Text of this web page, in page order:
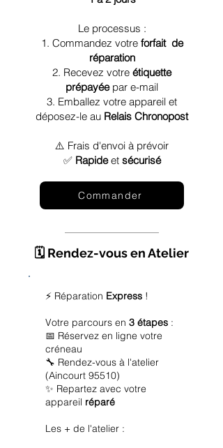
Le processus :
1. Commandez votre forfait de
réparation
2. Recevez votre étiquette
prépayéepar e-mail
3. Emballez votre appareil et
déposez-le au Relais Chronopost
⚠️ Frais d'envoi à prévoir
✅ Rapideet sécurisé
Commander
🗓️ Rendez-vous en Atelier
⚡ Réparation Express !
Votre parcours en 3 étapes :
📅 Réservez en ligne votre
créneau
🔧 Rendez-vous à l'atelier
(Aincourt 95510)
✨ Repartez avec votre
appareil réparé
Les + de l'atelier :